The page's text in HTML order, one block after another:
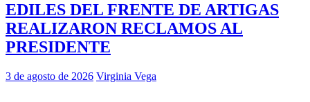
EDILES DEL FRENTE DE ARTIGAS
REALIZARON RECLAMOS AL
PRESIDENTE
3 de agosto de 2026 Virginia Vega